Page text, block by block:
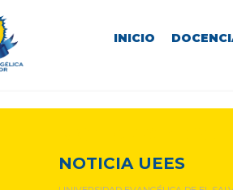
INICIO
NOTICIA UEES